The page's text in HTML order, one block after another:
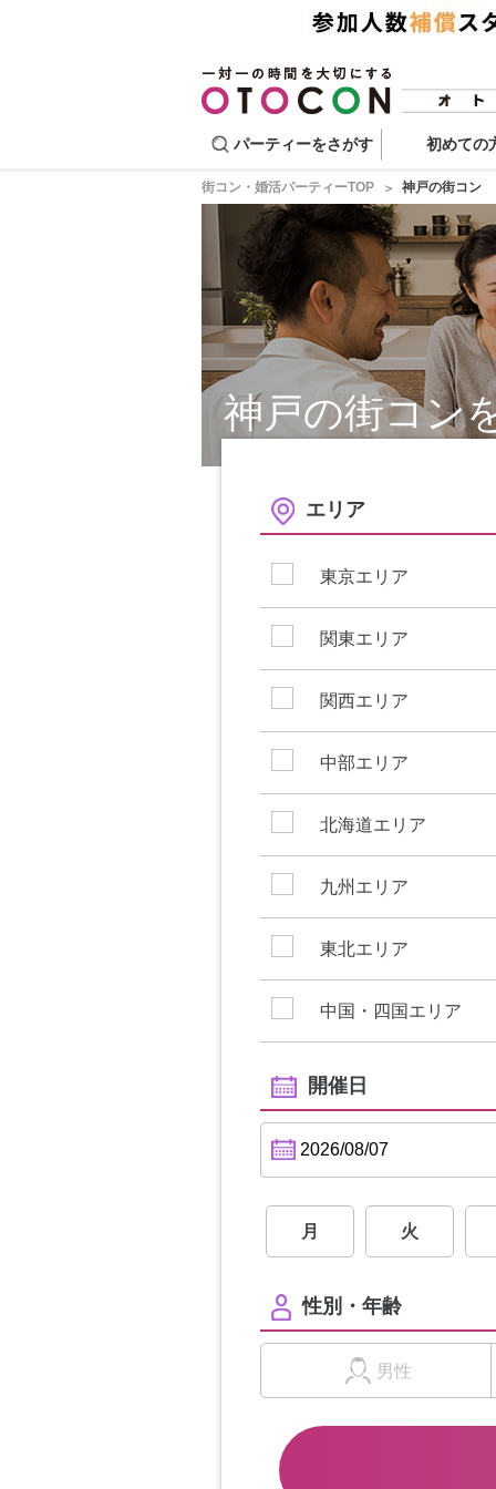
パーティーをさがす 初めての
街コン・婚活パーティーTOP 神戸の街コン
神戸の街コン
エリア
東京エリア
関東エリア
関西エリア
中部エリア
北海道エリア
九州エリア
東北エリア
中国・四国エリア
開催日
月 火
性別・年齢
男性